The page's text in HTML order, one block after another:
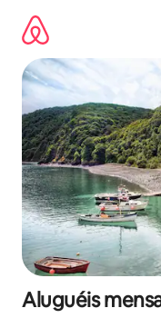
para
conteúdo
Aluguéis